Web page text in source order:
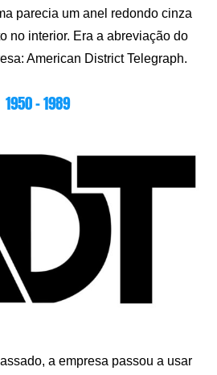
parecia um anel redondo cinza
no interior. Era a abreviação do
American District Telegraph.
1950 – 1989
a empresa passou a usar